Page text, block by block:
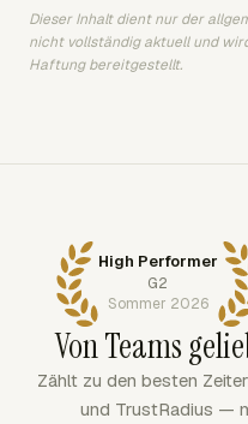
Dieser Inhalt dient nur der
nicht vollständig aktuell und
Haftung bereitgestellt.
High Performer
G2
Sommer 2026
Von Teams
Zählt zu den besten
und TrustRadius —